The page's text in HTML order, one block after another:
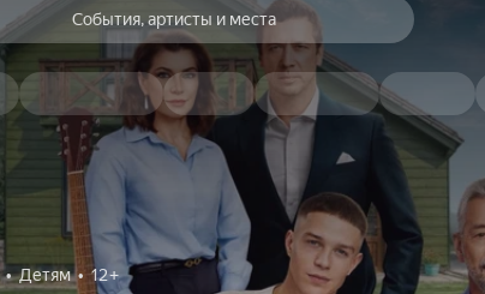
События, артисты и места
Детям 12+